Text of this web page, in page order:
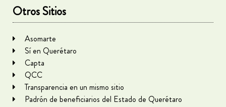
Otros Sitios
Asomarte
Sí en Querétaro
Capta
QCC
Transparencia en un mismo sitio
Padrón de beneficiarios del Estado de Querétaro